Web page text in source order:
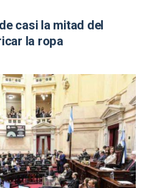
casi la mitad del
la ropa